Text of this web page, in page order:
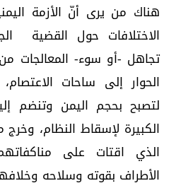
هناك من يرى أنّ الأزمة
الاختلافات حول القضية
تجاهل -أو سوء- المعالجات
الحوار إلى ساحات
لتصبح بحجم اليمن وتنضم
الكبيرة لإسقاط النظام،
الذي اقتات على
الأطراف بقوته وسلاحه